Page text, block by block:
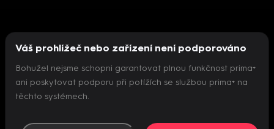
Nepodařilo se inicializovat přehrávač
Váš prohlížeč nebo zařízení není podporováno
Bohužel nejsme schopni garantovat plnou funkčnost prima+
ani poskytovat podporu při potížích se službou prima+ na
těchto systémech.